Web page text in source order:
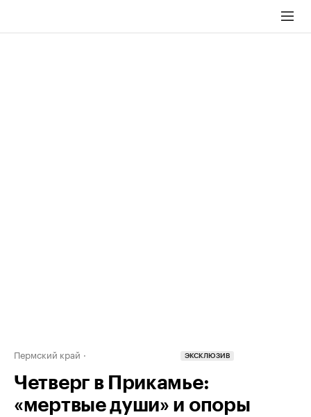
Пермский край ЭКСКЛЮЗИВ
Четверг в Прикамье:
«мертвые души» и опоры